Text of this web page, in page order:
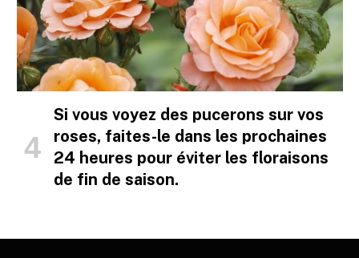
Si vous voyez des pucerons sur vos
roses, faites-le dans les prochaines
24 heures pour éviter les floraisons
de fin de saison.